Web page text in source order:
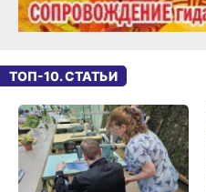
ТОП-10. СТАТЬИ